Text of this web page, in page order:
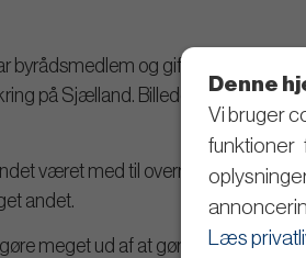
byrådsmedlem og giftefoged
på Sjælland. Billederne du ser her,
været med til
andet.
meget ud af at gøre vielsestalen
Denne
Vi bruger
Læs